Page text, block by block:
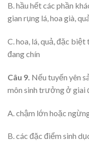
B. hầu hết các phần
gian rụng lá, hoa già,
C. hoa, lá, quả, đặc
đang chín
Câu 9. Nếu tuyến yên
môn sinh trưởng ở giai
A. chậm lớn hoặc
B. các đặc điểm sinh